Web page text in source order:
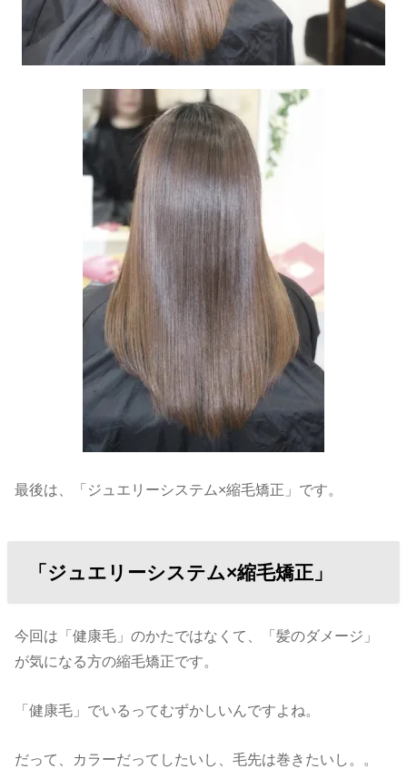
最後は、「ジュエリーシステム×縮毛矯正」です。
「ジュエリーシステム×縮毛矯正」
今回は「健康毛」のかたではなくて、「髪のダメージ」
が気になる方の縮毛矯正です。
「健康毛」でいるってむずかしいんですよね。
だって、カラーだってしたいし、毛先は巻きたいし。。